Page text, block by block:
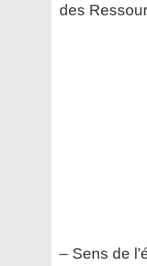
des
– Sens de